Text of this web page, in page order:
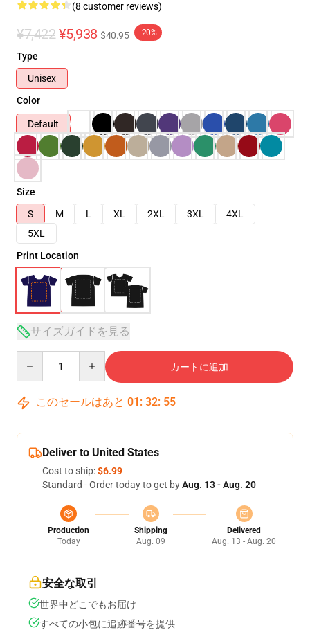
(8 customer reviews)
¥7,422 ¥5,938 $40.95 -20%
Type
Unisex
Color
Default
Size
S
M L XL 2XL 3XL
4XL
5XL
Print Location
サイズガイドを見る
カートに追加
このセールはあと 01 : 32: 54
Deliver to United States
Cost to ship:$6.99
Standard - Order today to get byAug. 13 - Aug. 20
Production
Today
Shipping
Aug. 09
Delivered
Aug. 13 - Aug. 20
安全な取引
世界中どこでもお届け
すべての小包に追跡番号を提供